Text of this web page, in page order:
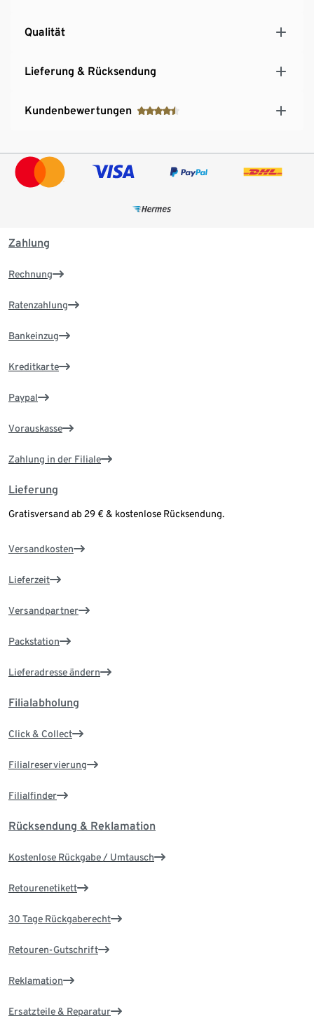
Qualität
Lieferung & Rücksendung
Kundenbewertungen
Zahlung
Rechnung
Ratenzahlung
Bankeinzug
Kreditkarte
Paypal
Vorauskasse
Zahlung in der Filiale
Lieferung
Gratisversand ab 29 € & kostenlose Rücksendung.
Versandkosten
Lieferzeit
Versandpartner
Packstation
Lieferadresse ändern
Filialabholung
Click & Collect
Filialreservierung
Filialfinder
Rücksendung & Reklamation
Kostenlose Rückgabe / Umtausch
Retourenetikett
30 Tage Rückgaberecht
Retouren-Gutschrift
Reklamation
Ersatzteile & Reparatur